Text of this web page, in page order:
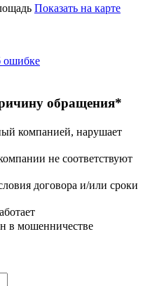
Показать на карте
ошибке
обращения*
компанией, нарушает
не соответствуют
договора и/или сроки
в мошенничестве